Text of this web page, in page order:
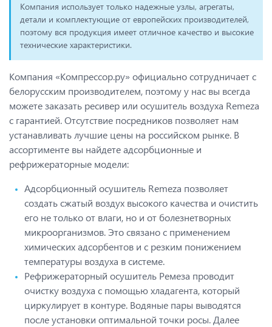
Компания использует только надежные узлы, агрегаты,
детали и комплектующие от европейских производителей,
поэтому вся продукция имеет отличное качество и высокие
технические характеристики.
Компания «Компрессор.ру» официально сотрудничает с
белорусским производителем, поэтому у нас вы всегда
можете заказать ресивер или осушитель воздуха Remeza
с гарантией. Отсутствие посредников позволяет нам
устанавливать лучшие цены на российском рынке. В
ассортименте вы найдете адсорбционные и
рефрижераторные модели:
Адсорбционный осушитель Remeza позволяет
создать сжатый воздух высокого качества и очистить
его не только от влаги, но и от болезнетворных
микроорганизмов. Это связано с применением
химических адсорбентов и с резким понижением
температуры воздуха в системе.
Рефрижераторный осушитель Ремеза проводит
очистку воздуха с помощью хладагента, который
циркулирует в контуре. Водяные пары выводятся
после установки оптимальной точки росы. Далее